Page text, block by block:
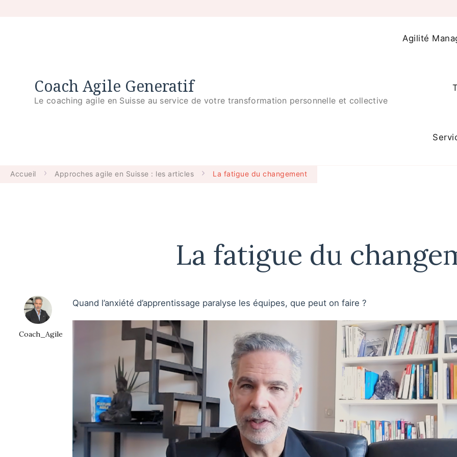
Coach Agile Generatif
Le coaching agile en Suisse au service de votre transformation personnelle et collective
Agilité
Accueil Approches agile en Suisse : les articles La fatigue du changement
La fatigue du
Coach_Agile
Quand l’anxiété d’apprentissage paralyse les équipes, que peut on faire ?